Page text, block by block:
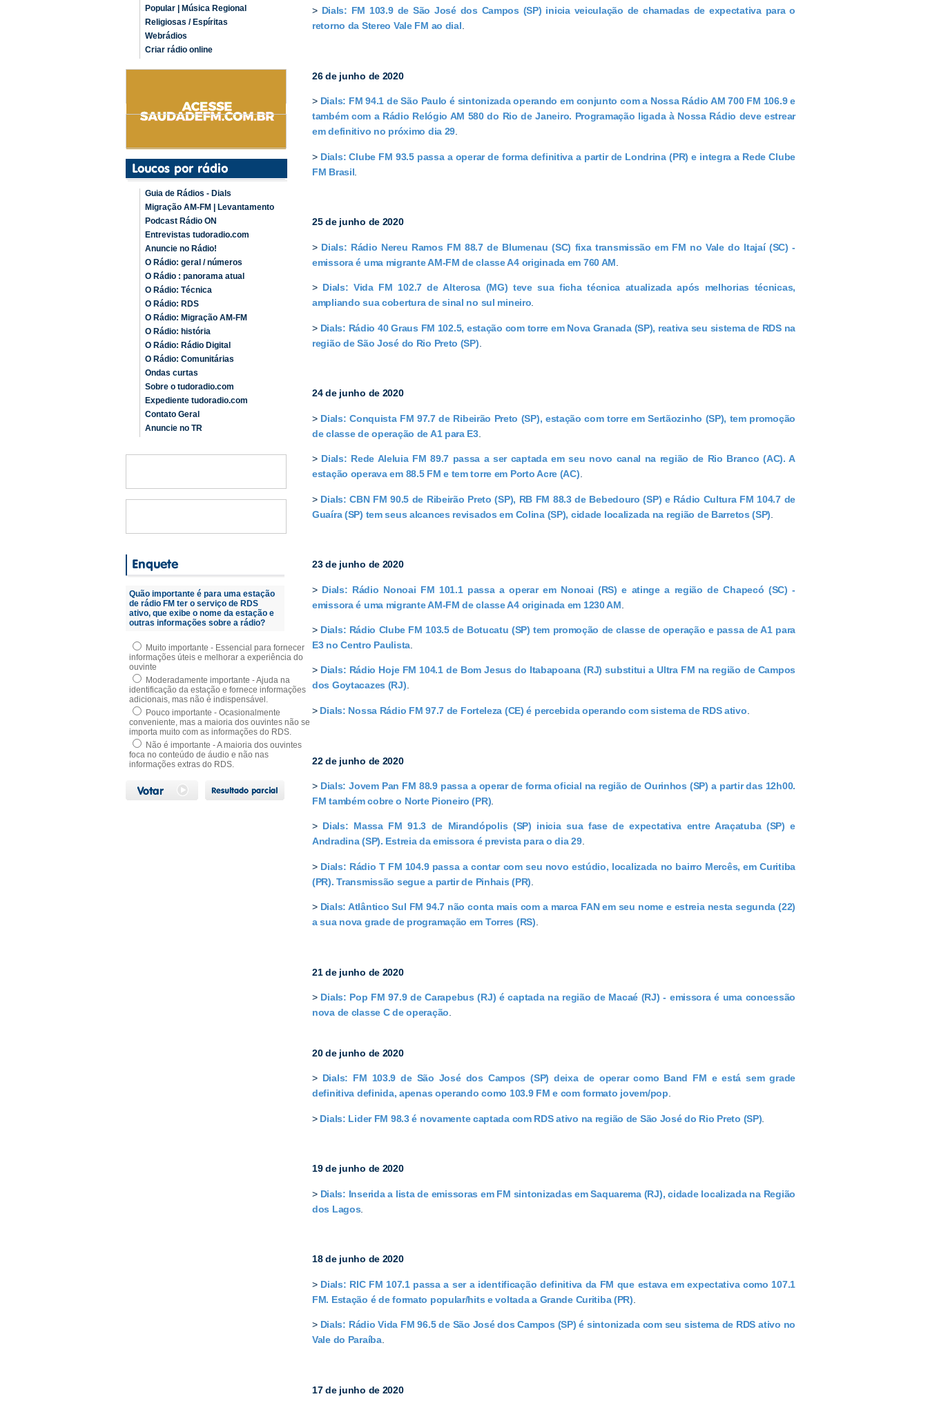
Popular | Música Regional
Religiosas / Espíritas
Webrádios
Criar rádio online
Guia de Rádios - Dials
Migração AM-FM | Levantamento
Podcast Rádio ON
Entrevistas tudoradio.com
Anuncie no Rádio!
O Rádio: geral / números
O Rádio : panorama atual
O Rádio: Técnica
O Rádio: RDS
O Rádio: Migração AM-FM
O Rádio: história
O Rádio: Rádio Digital
O Rádio: Comunitárias
Ondas curtas
Sobre o tudoradio.com
Expediente tudoradio.com
Contato Geral
Anuncie no TR
Quão importante é para uma estação
de rádio FM ter o serviço de RDS
ativo, que exibe o nome da estação e
outras informações sobre a rádio?
Muito importante - Essencial para fornecer
informações úteis e melhorar a experiência do
ouvinte
Moderadamente importante - Ajuda na
identificação da estação e fornece informações
adicionais, mas não é indispensável.
Pouco importante - Ocasionalmente
conveniente, mas a maioria dos ouvintes não se
importa muito com as informações do RDS.
Não é importante - A maioria dos ouvintes
foca no conteúdo de áudio e não nas
informações extras do RDS.
> Dials: FM 103.9 de São José dos Campos (SP) inicia veiculação de chamadas de expectativa para o
retorno da Stereo Vale FM ao dial
26 de junho de 2020
> Dials: FM 94.1 de São Paulo é sintonizada operando em conjunto com a Nossa Rádio AM 700 FM 106.9 e
também com a Rádio Relógio AM 580 do Rio de Janeiro. Programação ligada à Nossa Rádio deve estrear
em definitivo no próximo dia 29.
> Dials: Clube FM 93.5 passa a operar de forma definitiva a partir de Londrina (PR) e integra a Rede Clube
FM Brasil
25 de junho de 2020
> Dials: Rádio Nereu Ramos FM 88.7 de Blumenau (SC) fixa transmissão em FM no Vale do Itajaí (SC) -
emissora é uma migrante AM-FM de classe A4 originada em 760 AM
> Dials: Vida FM 102.7 de Alterosa (MG) teve sua ficha técnica atualizada após melhorias técnicas,
ampliando sua cobertura de sinal no sul mineiro
> Dials: Rádio 40 Graus FM 102.5, estação com torre em Nova Granada (SP), reativa seu sistema de RDS na
região de São José do Rio Preto (SP)
24 de junho de 2020
> Dials: Conquista FM 97.7 de Ribeirão Preto (SP), estação com torre em Sertãozinho (SP), tem promoção
de classe de operação de A1 para E3.
> Dials: Rede Aleluia FM 89.7 passa a ser captada em seu novo canal na região de Rio Branco (AC). A
estação operava em 88.5 FM e tem torre em Porto Acre (AC)
> Dials: CBN FM 90.5 de Ribeirão Preto (SP), RB FM 88.3 de Bebedouro (SP) e Rádio Cultura FM 104.7 de
Guaíra (SP) tem seus alcances revisados em Colina (SP), cidade localizada na região de Barretos (SP)
23 de junho de 2020
> Dials: Rádio Nonoai FM 101.1 passa a operar em Nonoai (RS) e atinge a região de Chapecó (SC) -
emissora é uma migrante AM-FM de classe A4 originada em 1230 AM
> Dials: Rádio Clube FM 103.5 de Botucatu (SP) tem promoção de classe de operação e passa de A1 para
E3 no Centro Paulista.
> Dials: Rádio Hoje FM 104.1 de Bom Jesus do Itabapoana (RJ) substitui a Ultra FM na região de Campos
dos Goytacazes (RJ).
> Dials: Nossa Rádio FM 97.7 de Forteleza (CE) é percebida operando com sistema de RDS ativo
22 de junho de 2020
> Dials: Jovem Pan FM 88.9 passa a operar de forma oficial na região de Ourinhos (SP) a partir das 12h00.
FM também cobre o Norte Pioneiro (PR)
> Dials: Massa FM 91.3 de Mirandópolis (SP) inicia sua fase de expectativa entre Araçatuba (SP) e
Andradina (SP). Estreia da emissora é prevista para o dia 29.
> Dials: Rádio T FM 104.9 passa a contar com seu novo estúdio, localizada no bairro Mercês, em Curitiba
(PR). Transmissão segue a partir de Pinhais (PR)
> Dials: Atlântico Sul FM 94.7 não conta mais com a marca FAN em seu nome e estreia nesta segunda (22)
a sua nova grade de programação em Torres (RS)
21 de junho de 2020
> Dials: Pop FM 97.9 de Carapebus (RJ) é captada na região de Macaé (RJ) - emissora é uma concessão
nova de classe C de operação.
20 de junho de 2020
> Dials: FM 103.9 de São José dos Campos (SP) deixa de operar como Band FM e está sem grade
definitiva definida, apenas operando como 103.9 FM e com formato jovem/pop
> Dials: Lider FM 98.3 é novamente captada com RDS ativo na região de São José do Rio Preto (SP)
19 de junho de 2020
> Dials: Inserida a lista de emissoras em FM sintonizadas em Saquarema (RJ), cidade localizada na Região
dos Lagos
18 de junho de 2020
> Dials: RIC FM 107.1 passa a ser a identificação definitiva da FM que estava em expectativa como 107.1
FM. Estação é de formato popular/hits e voltada a Grande Curitiba (PR)
> Dials: Rádio Vida FM 96.5 de São José dos Campos (SP) é sintonizada com seu sistema de RDS ativo no
Vale do Paraíba.
17 de junho de 2020